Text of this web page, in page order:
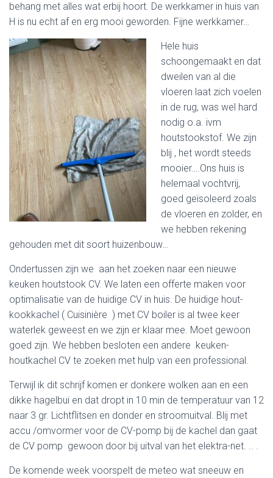
behang met alles wat erbij hoort. De werkkamer in huis van
H is nu echt af en erg mooi geworden. Fijne werkkamer…
Hele huis
schoongemaakt en dat
dweilen van al die
vloeren laat zich voelen
in de rug, was wel hard
nodig o.a. ivm
houtstookstof. We zijn
blij , het wordt steeds
mooier….Ons huis is
helemaal vochtvrij,
goed geïsoleerd zoals
de vloeren en zolder, en
we hebben rekening
gehouden met dit soort huizenbouw…
Ondertussen zijn we aan het zoeken naar een nieuwe
keuken houtstook CV. We laten een offerte maken voor
optimalisatie van de huidige CV in huis. De huidige hout-
kookkachel ( Cuisinière ) met CV boiler is al twee keer
waterlek geweest en we zijn er klaar mee. Moet gewoon
goed zijn. We hebben besloten een andere keuken-
houtkachel CV te zoeken met hulp van een professional.
Terwijl ik dit schrijf komen er donkere wolken aan en een
dikke hagelbui en dat dropt in 10 min de temperatuur van 12
naar 3 gr. Lichtflitsen en donder en stroomuitval. Blij met
accu /omvormer voor de CV-pomp bij de kachel dan gaat
de CV pomp gewoon door bij uitval van het elektra-net. .. .
De komende week voorspelt de meteo wat sneeuw en